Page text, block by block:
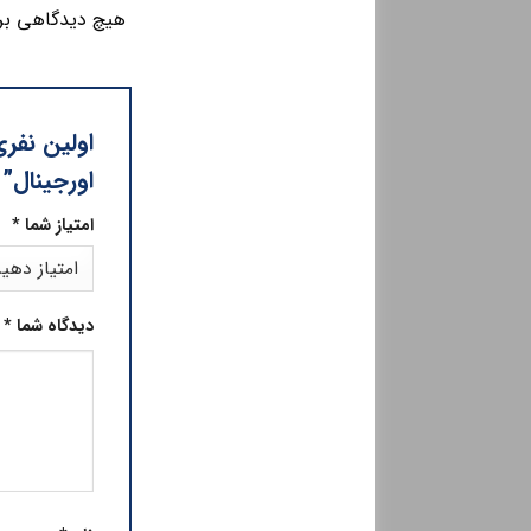
هیچ دیدگاهی
امتیاز شما*
دیدگاه شما*